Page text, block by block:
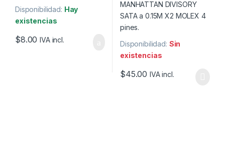
Disponibilidad: Hay
existencias
$8.00 IVA incl. Disponibilidad: Sin
existencias
$45.00 IVA incl.